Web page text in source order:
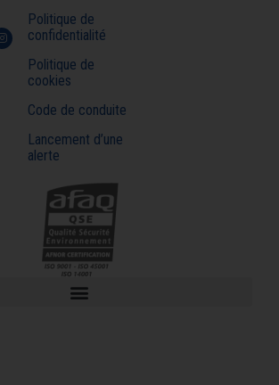
Politique de
confidentialité
Politique de
cookies
Code de conduite
Lancement d’une
alerte